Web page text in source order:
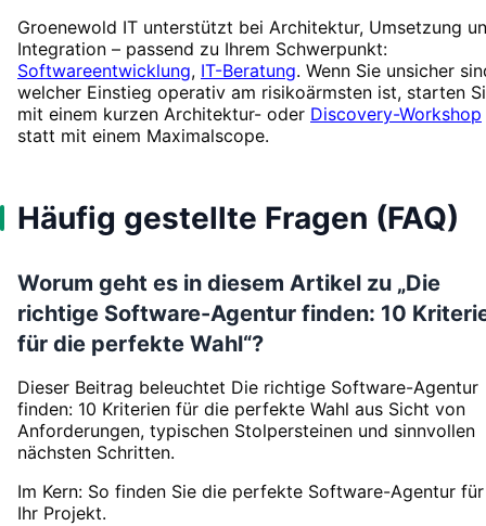
Groenewold IT unterstützt bei Architektur, Umsetzung
Integration – passend zu Ihrem Schwerpunkt:
Softwareentwicklung, IT-Beratung. Wenn Sie unsicher
welcher Einstieg operativ am risikoärmsten ist, starten
mit einem kurzen Architektur- oder Discovery-Workshop
statt mit einem Maximalscope.
Häufig gestellte Fragen (FAQ)
Worum geht es in diesem Artikel zu „Die
richtige Software-Agentur finden: 10
für die perfekte Wahl“?
Dieser Beitrag beleuchtet Die richtige Software-Agentur
finden: 10 Kriterien für die perfekte Wahl aus Sicht von
Anforderungen, typischen Stolpersteinen und sinnvollen
nächsten Schritten.
Im Kern: So finden Sie die perfekte Software-Agentur für
Ihr Projekt.